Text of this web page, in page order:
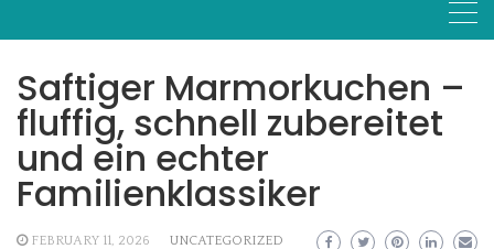
Saftiger Marmorkuchen –
fluffig, schnell zubereitet
und ein echter
Familienklassiker
FEBRUARY 11, 2026 UNCATEGORIZED